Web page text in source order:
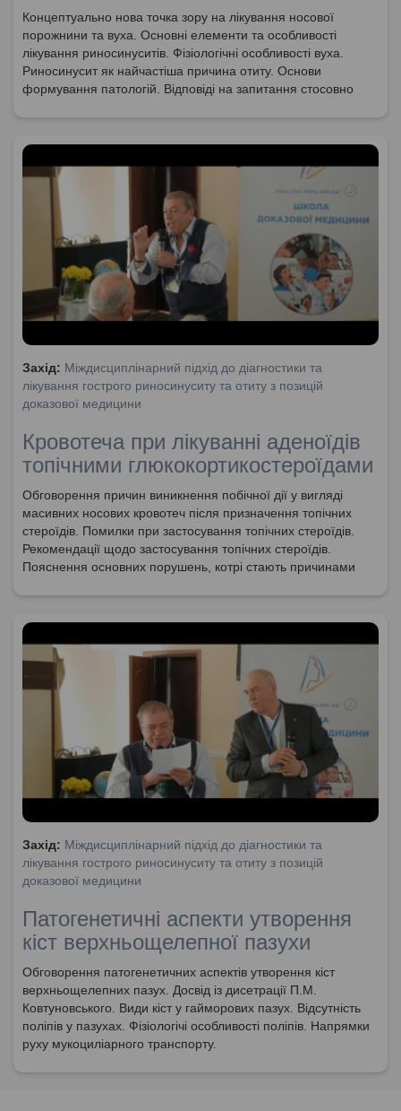
Концептуально нова точка зору на лікування носової
порожнини та вуха. Основні елементи та особливості
лікування риносинуситів. Фізіологічні особливості вуха.
Риносинусит як найчастіша причина отиту. Основи
формування патологій. Відповіді на запитання стосовно
онкології. Новітні техніки видалення поліпів. Необхідність
Функціональний підхід до лікування та забезпечення
носового дихання. Порушення спровоковані пошкодженням
слизової оболонки.
Захід: Міждисциплінарний підхід до діагностики та
лікування гострого риносинуситу та отиту з позицій
доказової медицини
Кровотеча при лікуванні аденоїдів
топічними глюкокортикостероїдами
Обговорення причин виникнення побічної дії у вигляді
масивних носових кровотеч після призначення топічних
стероїдів. Помилки при застосування топічних стероїдів.
Рекомендації щодо застосування топічних стероїдів.
Пояснення основних порушень, котрі стають причинами
Захід: Міждисциплінарний підхід до діагностики та
лікування гострого риносинуситу та отиту з позицій
доказової медицини
Патогенетичні аспекти утворення
кіст верхньощелепної пазухи
Обговорення патогенетичних аспектів утворення кіст
верхньощелепних пазух. Досвід із дисетрації П.М.
Ковтуновського. Види кіст у гайморових пазух. Відсутність
поліпів у пазухах. Фізіологічі особливості поліпів. Напрямки
руху мукоциліарного транспорту.